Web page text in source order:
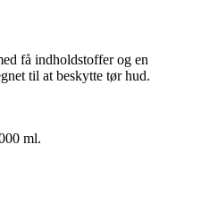
få indholdstoffer og en
til at beskytte tør hud.
ml.